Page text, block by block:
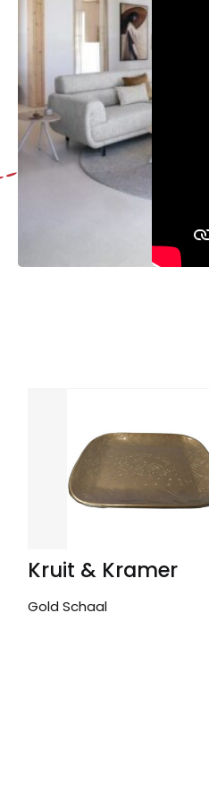
Kruit & Kramer
Gold Schaal